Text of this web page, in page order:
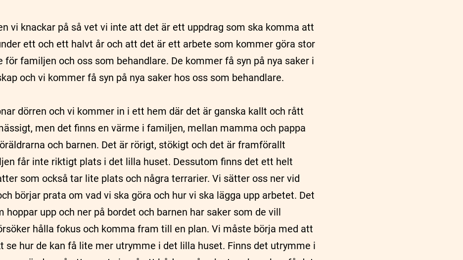
vi knackar på så vet vi inte att det är ett uppdrag som ska komma att
ett och ett halvt år och att det är ett arbete som kommer göra stor
för familjen och oss som behandlare. De kommer få syn på nya saker i
och vi kommer få syn på nya saker hos oss som behandlare.
dörren och vi kommer in i ett hem där det är ganska kallt och rått
men det finns en värme i familjen, mellan mamma och pappa
och barnen. Det är rörigt, stökigt och det är framförallt
får inte riktigt plats i det lilla huset. Dessutom finns det ett helt
som också tar lite plats och några terrarier. Vi sätter oss ner vid
börjar prata om vad vi ska göra och hur vi ska lägga upp arbetet. Det
hoppar upp och ner på bordet och barnen har saker som de vill
hålla fokus och komma fram till en plan. Vi måste börja med att
se hur de kan få lite mer utrymme i det lilla huset. Finns det utrymme i